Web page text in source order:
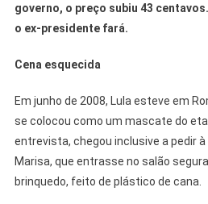
governo, o preço subiu 43
o ex-presidente fará.
Cena esquecida
Em junho de 2008, Lula esteve em
se colocou como um mascate do
entrevista, chegou inclusive a pedir
Marisa, que entrasse no salão
brinquedo, feito de plástico de cana.